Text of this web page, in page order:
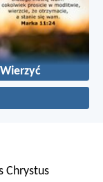
Wierzyć
Chrystus